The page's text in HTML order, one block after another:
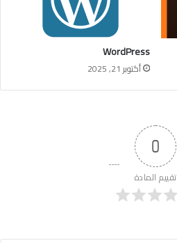
WordPress
أكتوبر 21, 2025
0
تقييم المادة